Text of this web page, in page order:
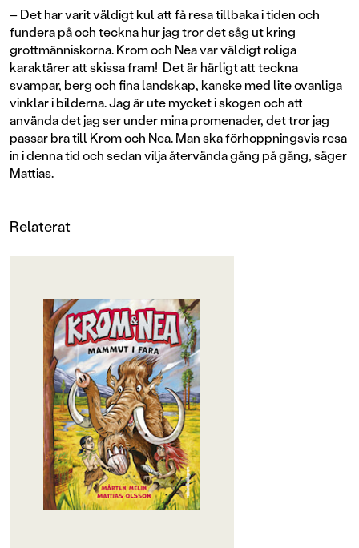
– Det har varit väldigt kul att få resa tillbaka i tiden och
fundera på och teckna hur jag tror det såg ut kring
grottmänniskorna. Krom och Nea var väldigt roliga
karaktärer att skissa fram! Det är härligt att teckna
svampar, berg och fina landskap, kanske med lite ovanliga
vinklar i bilderna. Jag är ute mycket i skogen och att
använda det jag ser under mina promenader, det tror jag
passar bra till Krom och Nea. Man ska förhoppningsvis resa
in i denna tid och sedan vilja återvända gång på gång, säger
Mattias.
Relaterat
OM BOKEN
Följ med på äventyr i
mammutarnas värld!
Krom bor med sin familj i en grotta
och drömmer om att bli jägare. Men
än är han för liten, för det är farligt
där ute bland sabeltandade tigrar,
mammutar och andra vilda djur.
Där finns också lågpannorna, de
andra människorna som han alltid
fått lära sig att akta sig för. En dag
stöter han på Nea. Hon är en
lågpanna, men hon verkar inte alls